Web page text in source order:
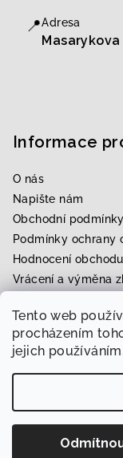
Tento web
procházením
jejich
📍Adresa
Informace
O nás
Napište nám
Obchodní podmínky
Podmínky ochrany
Hodnocení obchodu
Vrácení a výměna
Rezervace